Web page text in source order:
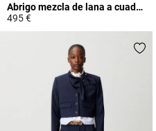
Abrigo mezcla de lana a cuadros
495 €